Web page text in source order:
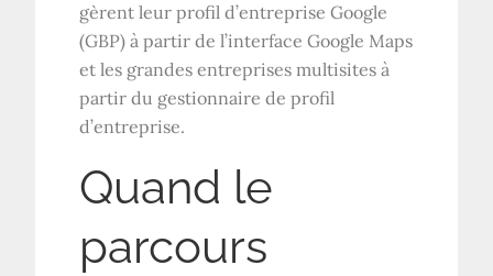
gèrent leur profil d’entreprise Google
(GBP) à partir de l’interface Google Maps
et les grandes entreprises multisites à
partir du gestionnaire de profil
d’entreprise.
Quand le
parcours